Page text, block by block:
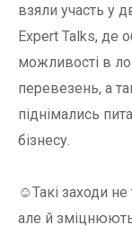
взяли участь у
Expert Talks, де
можливості в
перевезень, а
піднімались
бізнесу.
☺️Такі заходи
але й